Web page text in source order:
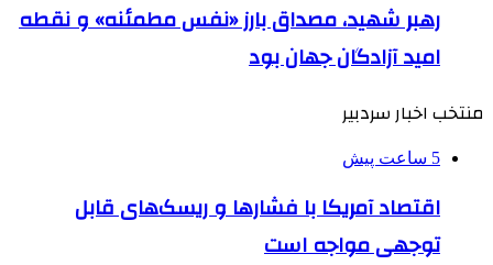
رهبر شهید، مصداق بارز «نفس مطمئنه» و نقطه
امید آزادگان جهان بود
منتخب اخبار سردبیر
5 ساعت پیش
اقتصاد آمریکا با فشارها و ریسک‌های قابل
توجهی مواجه است